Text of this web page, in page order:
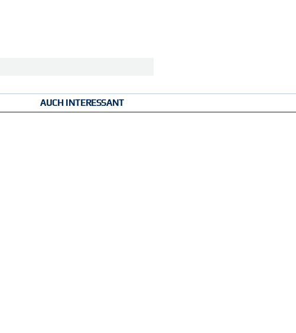
AUCH INTERESSANT